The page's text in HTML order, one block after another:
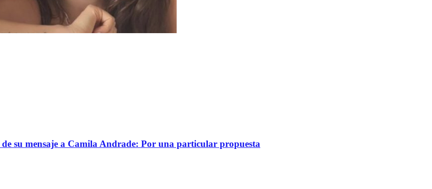
su mensaje a Camila Andrade: Por una particular propuesta